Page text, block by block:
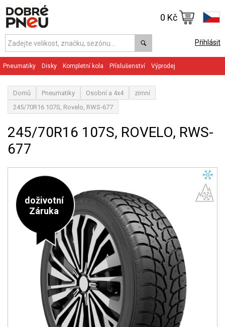
Přihlásit
0 Kč
Pneumatiky Disky Kompletní kola Příslušenství Výprodej
Domů Pneumatiky Osobní a 4x4
zimní
245/70R16 107S, Rovelo, RWS-677
245/70R16 107S, ROVELO, RWS-
677
doživotní
Záruka